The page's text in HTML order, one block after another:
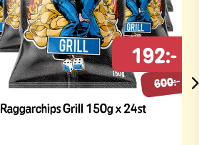
Raggarchips Grill 150g x 24st
600:-
192:-